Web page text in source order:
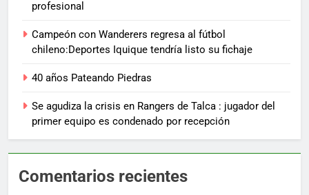
profesional
Campeón con Wanderers regresa al fútbol
chileno:Deportes Iquique tendría listo su fichaje
40 años Pateando Piedras
Se agudiza la crisis en Rangers de Talca : jugador del
primer equipo es condenado por recepción
Comentarios recientes